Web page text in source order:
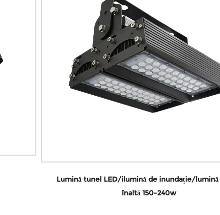
Lumină tunel LED/ilumină de inundație/lumină liniară
înaltă 150-240w